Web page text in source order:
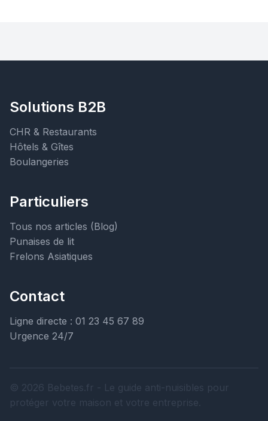
Solutions B2B
CHR & Restaurants
Hôtels & Gîtes
Boulangeries
Particuliers
Tous nos articles (Blog)
Punaises de lit
Frelons Asiatiques
Contact
Ligne directe : 01 23 45 67 89
Urgence 24/7
© 2026 Bebetes.fr - Le guide anti-nuisibles pour
protéger votre maison et votre entreprise.